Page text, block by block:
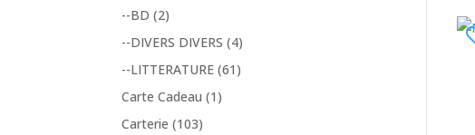
--BD (2)
--DIVERS DIVERS (4)
--LITTERATURE (61)
Carte Cadeau (1)
Carterie (103)